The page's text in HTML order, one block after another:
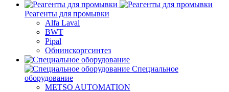
Реагенты для промывки
Alfa Laval
BWT
Pipal
Обнинскоргсинтез
Специальное
оборудование
METSO AUTOMATION